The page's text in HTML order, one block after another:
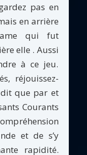
pas en
en arrière
qui fut
elle . Aussi
à ce jeu.
réjouissez-
dit que par et
Courants
et de s’y
rapidité.